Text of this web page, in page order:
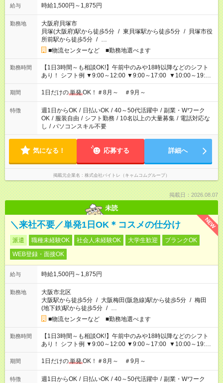
給与 時給1,500円～1,875円
勤務地
大阪府貝塚市
貝塚(大阪府)駅から徒歩5分 / 東貝塚駅から徒歩5分 / 貝塚市役
所前駅から徒歩5分 / …
■物流センターなど ■勤務地選べます
勤務時間
【1日3時間～も相談OK!】午前中のみや18時以降などのシフト
あり！ シフト例 ▼9:00～12:00 ▼9:00～17:00 ▼10:00～19:00
▼18:00～21:00
期間 1日だけの単発OK！＃8月～ ＃9月～
特徴 週1日からOK / 日払いOK / 40～50代活躍中 / 副業・Wワーク
OK / 服装自由 / シフト勤務 / 10名以上の大量募集 / 電話対応な
し / パソコンスキル不要
気になる！ 応募する 詳細へ
掲載元企業名 株式会社バイトレ（キャムコムグループ）
掲載日：2026.08.07
未読
NEW
＼来社不要／単発1日OK＊コスメの仕分け
派遣 職種未経験OK 社会人未経験OK 大学生歓迎
ブランクOK
WEB登録・面接OK
給与 時給1,500円～1,875円
勤務地
大阪市北区
大阪駅から徒歩5分 / 大阪梅田(阪急線)駅から徒歩5分 / 梅田
(地下鉄)駅から徒歩5分 / …
■物流センターなど ■勤務地選べます
勤務時間
【1日3時間～も相談OK!】午前中のみや18時以降などのシフト
あり！ シフト例 ▼9:00～12:00 ▼9:00～17:00 ▼10:00～19:00
▼18:00～21:00
期間 1日だけの単発OK！＃8月～ ＃9月～
特徴 週1日からOK / 日払いOK / 40～50代活躍中 / 副業・Wワーク